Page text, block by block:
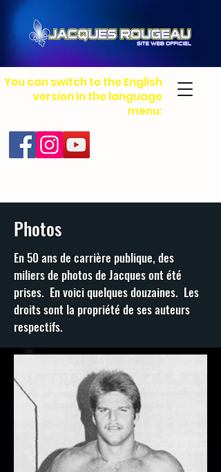
You can switch to the English
version in the language
menu:
Photos
En 50 ans de carrière publique, des
miliers de photos de Jacques ont été
prises. En voici quelques douzaines. Les
droits sont la propriété de ses auteurs
respectifs.